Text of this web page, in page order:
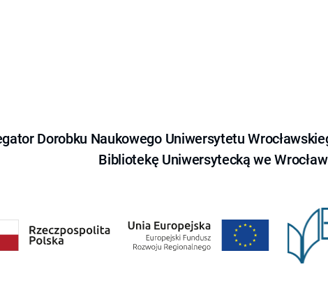
Dorobku Naukowego Uniwersytetu
Bibliotekę Uniwersytecką we